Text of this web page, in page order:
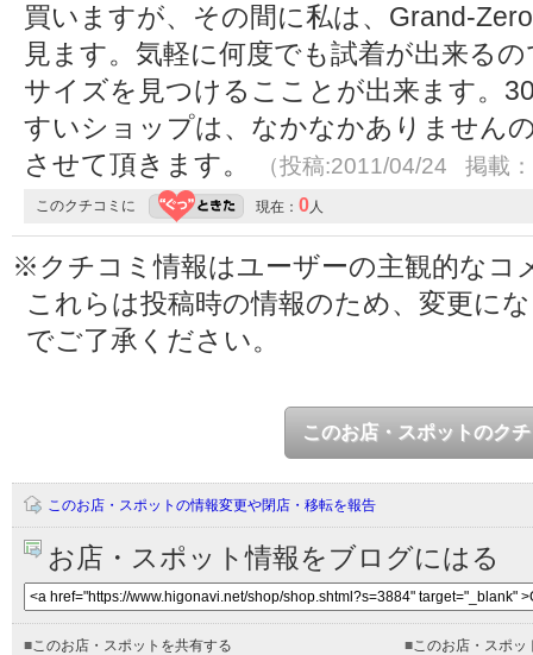
買いますが、その間に私は、Grand-
見ます。気軽に何度でも試着が出来る
サイズを見つけるこことが出来ます。
すいショップは、なかなかありません
させて頂きます。
（投稿:2011/04/24 掲載
このクチコミに 現在： 0人
※クチコミ情報はユーザーの主観的なコ
これらは投稿時の情報のため、変更に
でご了承ください。
このお店・スポットのク
このお店・スポットの情報変更や閉店・移転を報告
お店・スポット情報をブログにはる
■このお店・スポットを共有する ■このお店・スポッ